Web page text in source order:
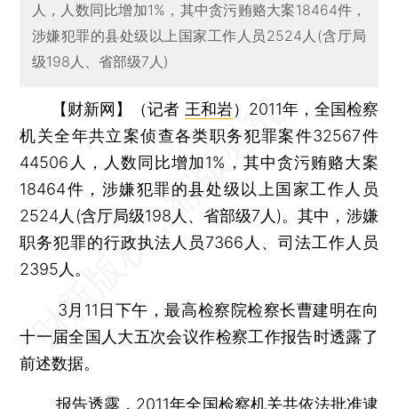
人，人数同比增加1%，其中贪污贿赂大案18464件，
涉嫌犯罪的县处级以上国家工作人员2524人(含厅局
级198人、省部级7人)
【财新网】（记者 王和岩） 2011年，全国检察
机关全年共立案侦查各类职务犯罪案件32567件
44506人，人数同比增加1%，其中贪污贿赂大案
18464件，涉嫌犯罪的县处级以上国家工作人员
2524人(含厅局级198人、省部级7人)。其中，涉嫌
职务犯罪的行政执法人员7366人、司法工作人员
2395人。
3月11日下午，最高检察院检察长曹建明在向
十一届全国人大五次会议作检察工作报告时透露了
前述数据。
报告透露，2011年全国检察机关共依法批准逮